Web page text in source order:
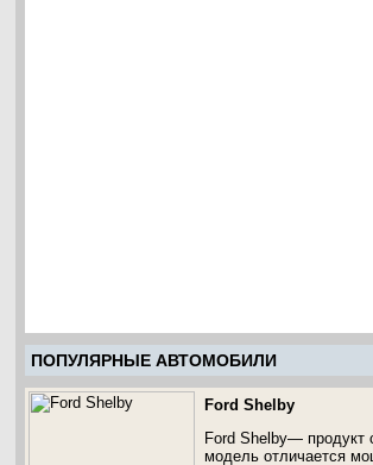
ПОПУЛЯРНЫЕ АВТОМОБИЛИ
Ford Shelby
Ford Shelby—
модель отличается